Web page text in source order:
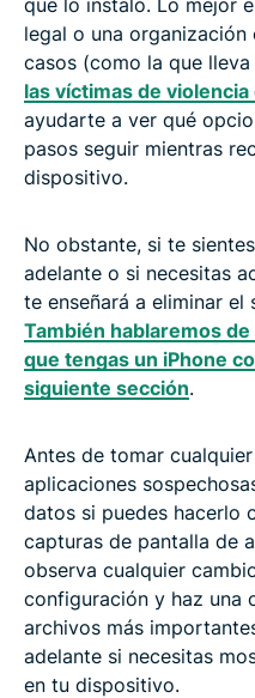
legal o una
casos (como la que lleva
las víctimas de
ayudarte a ver qué
pasos seguir mientras
dispositivo.
No obstante, si te
adelante o si necesitas
te enseñará a eliminar el
También hablaremos
que tengas un iPhone
siguiente sección.
Antes de tomar
aplicaciones
datos si puedes hacerlo
capturas de pantalla de
observa cualquier
configuración y haz una
archivos más
adelante si necesitas
en tu dispositivo.